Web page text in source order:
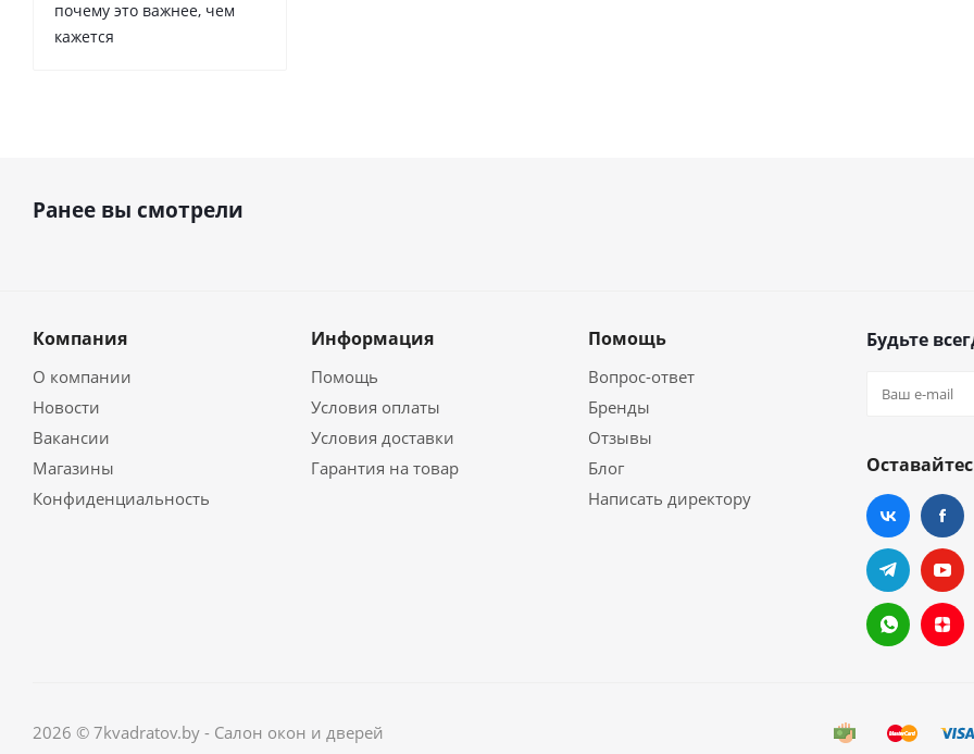
почему это важнее, чем
кажется
Ранее вы смотрели
Компания
О компании
Новости
Вакансии
Магазины
Конфиденциальность
Информация
Помощь
Условия оплаты
Условия доставки
Гарантия на товар
Помощь
Вопрос-ответ
Бренды
Отзывы
Блог
Написать директору
Будьте
2026 © 7kvadratov.by - Салон окон и дверей